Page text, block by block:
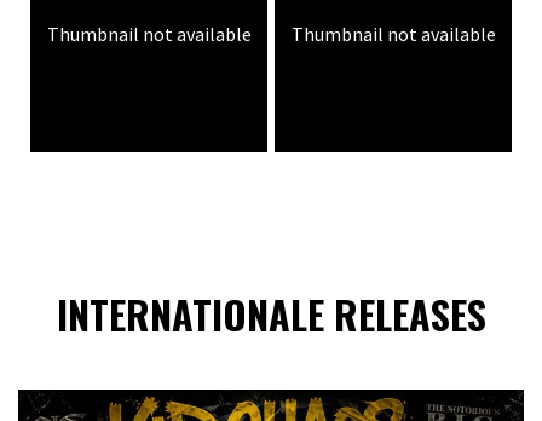
Thumbnail not available Thumbnail not available
INTERNATIONALE RELEASES